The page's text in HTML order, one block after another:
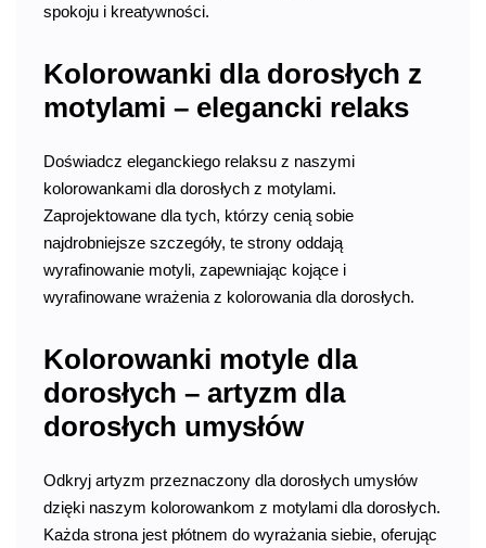
spokoju i kreatywności.
Kolorowanki dla dorosłych z
motylami – elegancki relaks
Doświadcz eleganckiego relaksu z naszymi
kolorowankami dla dorosłych z motylami.
Zaprojektowane dla tych, którzy cenią sobie
najdrobniejsze szczegóły, te strony oddają
wyrafinowanie motyli, zapewniając kojące i
wyrafinowane wrażenia z kolorowania dla dorosłych.
Kolorowanki motyle dla
dorosłych – artyzm dla
dorosłych umysłów
Odkryj artyzm przeznaczony dla dorosłych umysłów
dzięki naszym kolorowankom z motylami dla dorosłych.
Każda strona jest płótnem do wyrażania siebie, oferując